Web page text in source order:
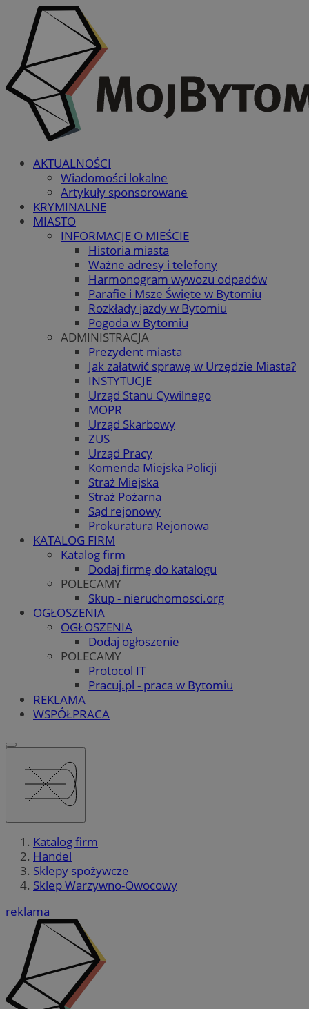
AKTUALNOŚCI
Wiadomości lokalne
Artykuły sponsorowane
KRYMINALNE
MIASTO
INFORMACJE O MIEŚCIE
Historia miasta
Ważne adresy i telefony
Harmonogram wywozu odpadów
Parafie i Msze Święte w Bytomiu
Rozkłady jazdy w Bytomiu
Pogoda w Bytomiu
ADMINISTRACJA
Prezydent miasta
Jak załatwić sprawę w Urzędzie Miasta?
INSTYTUCJE
Urząd Stanu Cywilnego
MOPR
Urząd Skarbowy
ZUS
Urząd Pracy
Komenda Miejska Policji
Straż Miejska
Straż Pożarna
Sąd rejonowy
Prokuratura Rejonowa
KATALOG FIRM
Katalog firm
Dodaj firmę do katalogu
POLECAMY
Skup - nieruchomosci.org
OGŁOSZENIA
OGŁOSZENIA
Dodaj ogłoszenie
POLECAMY
Protocol IT
Pracuj.pl - praca w Bytomiu
REKLAMA
WSPÓŁPRACA
Katalog firm
Handel
Sklepy spożywcze
Sklep Warzywno-Owocowy
reklama